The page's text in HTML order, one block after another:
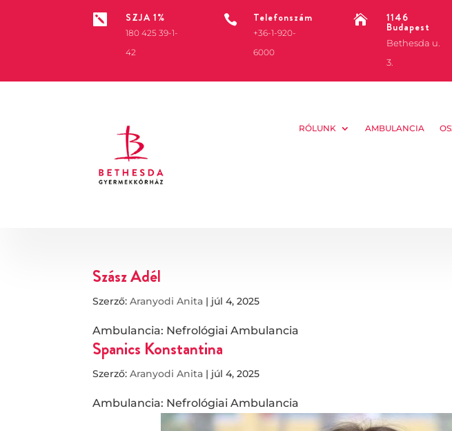
 SZJA 1%
180 425 39-1-
42
 Telefonszám
+36-1-920-
6000
 1146
Budapest
Bethesda u.
3.
RÓLUNK AMBULANCIA
Szász Adél
Szerző:Aranyodi Anita | júl 4, 2025
Ambulancia: Nefrológiai Ambulancia
Spanics Konstantina
Szerző:Aranyodi Anita | júl 4, 2025
Ambulancia: Nefrológiai Ambulancia